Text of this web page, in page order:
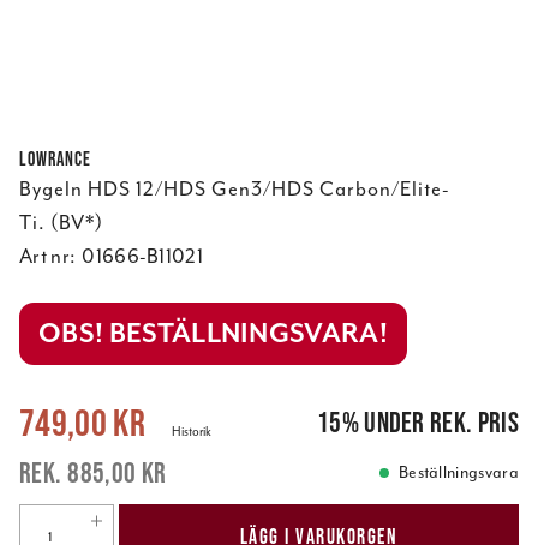
Lowrance
Bygeln HDS 12/HDS Gen3/HDS Carbon/Elite-
Ti. (BV*)
Art nr: 01666-B11021
OBS! BESTÄLLNINGSVARA!
Nuvarande pris:749,00 kr 885,00 kr
749,00 kr
885,00 kr
Historik 15%under rek. pris
Beställningsvara
LÄGG I VARUKORGEN